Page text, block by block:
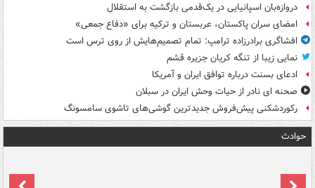
دروازه‌بان اسپانیایی در یک‌قدمی بازگشت به استقلال
امضای سران پاکستان، عربستان و ترکیه برای «دفاع جمعی»
افشاگری برادرزاده ترامپ: تمام تصمیم‌هایش از روی ترس است
نمایی زیبا از تنگه کریان جزیره قشم
ادعای بسنت درباره توافق ایران و آمریکا
صحنه ای نادر از حیات وحش ایران در سبلان
رکوردشکنی پیش‌فروش جدیدترین گوشی‌های تاشوی سامسونگ
حوادث